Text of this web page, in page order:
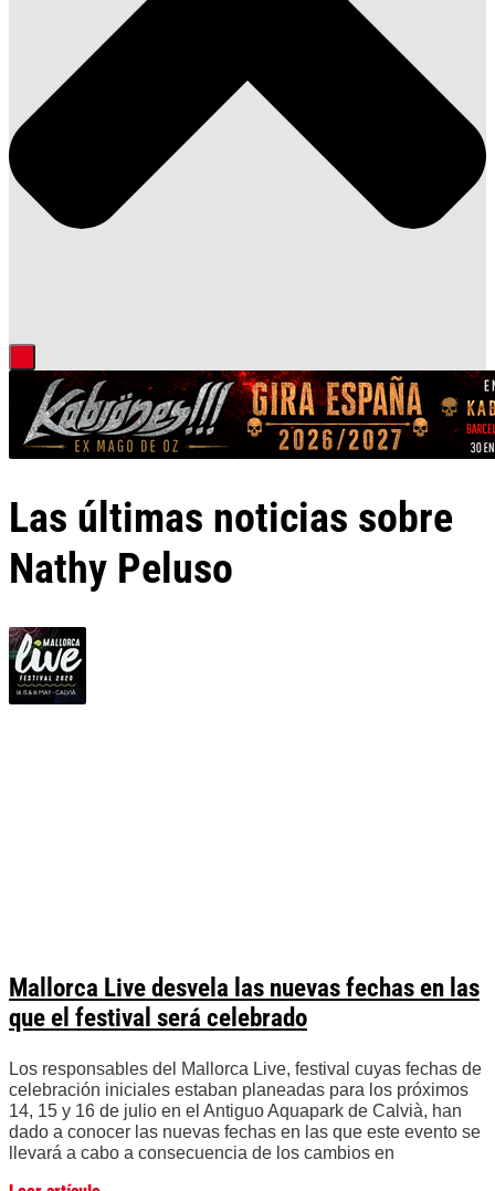
Las últimas noticias sobre
Nathy Peluso
Mallorca Live desvela las nuevas fechas en las
que el festival será celebrado
Los responsables del Mallorca Live, festival cuyas fechas de
celebración iniciales estaban planeadas para los próximos
14, 15 y 16 de julio en el Antiguo Aquapark de Calvià, han
dado a conocer las nuevas fechas en las que este evento se
llevará a cabo a consecuencia de los cambios en